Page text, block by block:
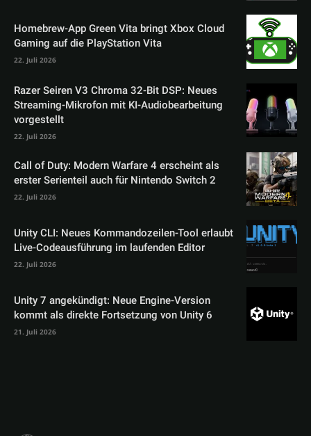
Homebrew-App Green Vita bringt Xbox Cloud
Gaming auf die PlayStation Vita
22. Juli 2026
Razer Seiren V3 Chroma 32-Bit DSP: Neues
Streaming-Mikrofon mit KI-Audiobearbeitung
vorgestellt
22. Juli 2026
Call of Duty: Modern Warfare 4 erscheint als
erster Serienteil auch für Nintendo Switch 2
22. Juli 2026
Unity CLI: Neues Kommandozeilen-Tool erlaubt
Live-Codeausführung im laufenden Editor
22. Juli 2026
Unity 7 angekündigt: Neue Engine-Version
kommt als direkte Fortsetzung von Unity 6
21. Juli 2026